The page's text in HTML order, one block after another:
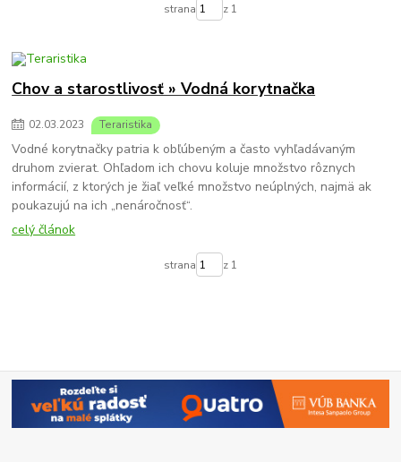
strana z 1
Chov a starostlivosť » Vodná korytnačka
02.03.2023 Teraristika
Vodné korytnačky patria k obľúbeným a často vyhľadávaným
druhom zvierat. Ohľadom ich chovu koluje množstvo rôznych
informácií, z ktorých je žiaľ veľké množstvo neúplných, najmä ak
poukazujú na ich „nenáročnosť“.
celý článok
strana z 1